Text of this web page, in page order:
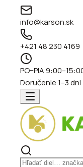
info@karson.sk
+421 48 230 4169
PO–PIA
Doručenie 1–3 dni